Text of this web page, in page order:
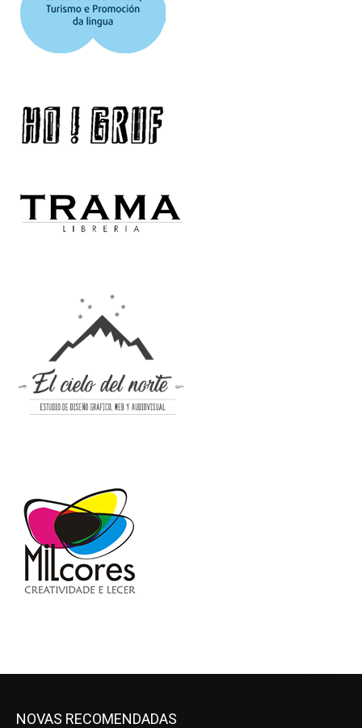
NOVAS RECOMENDADAS